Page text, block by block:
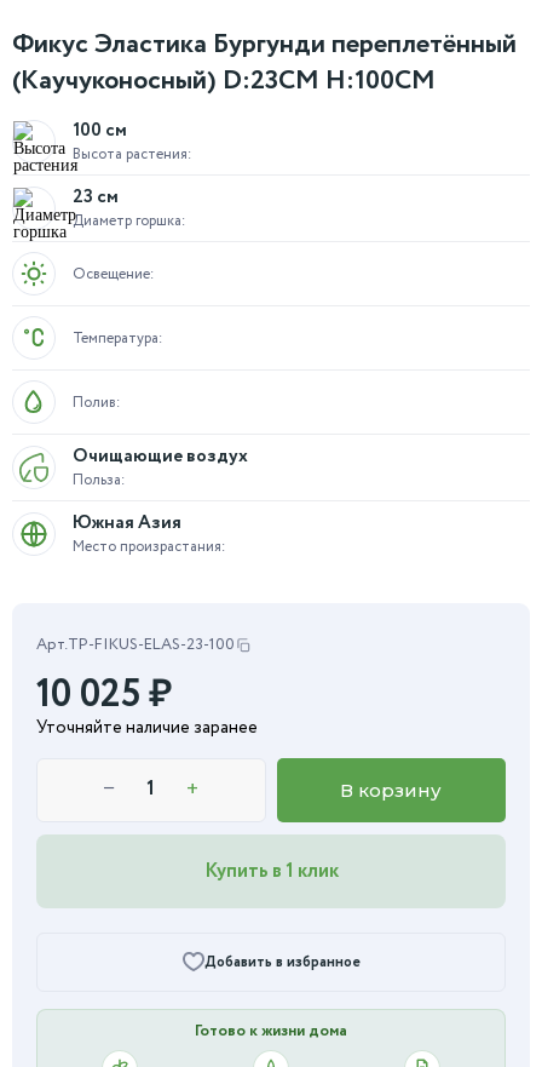
Фикус Эластика Бургунди переплетённый
(Каучуконосный) D:23СМ H:100СМ
Высота растения:
100 см
Диаметр горшка:
23 см
Освещение:
Температура:
Полив:
Польза:
Очищающие воздух
Место произрастания:
Южная Азия
Арт.TP-FIKUS-ELAS-23-100
10 025₽
Уточняйте наличие заранее
− + В корзину
Купить в 1 клик
Добавить в избранное
Готово к жизни дома